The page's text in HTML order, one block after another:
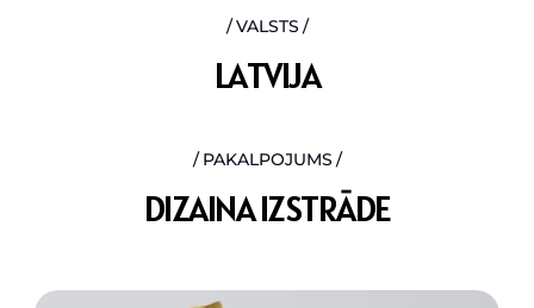
VALSTS
LATVIJA
PAKALPOJUMS
DIZAINAIZSTRĀDE